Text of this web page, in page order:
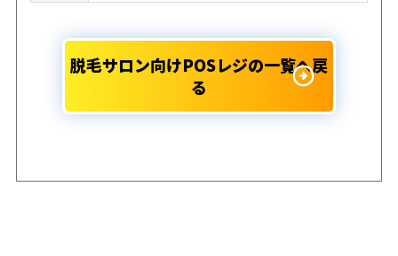
脱毛サロン向けPOSレジの一覧へ戻
る